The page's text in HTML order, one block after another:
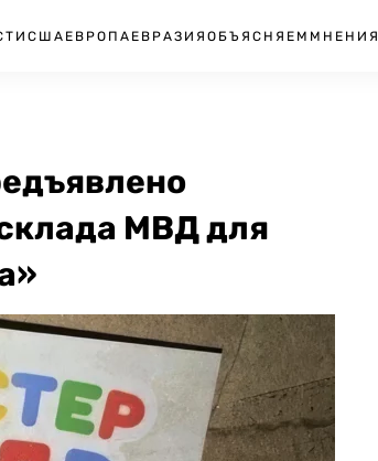
США ЕВРОПА ЕВРАЗИЯ ОБЪЯСНЯЕМ МНЕНИЯ
МВД для